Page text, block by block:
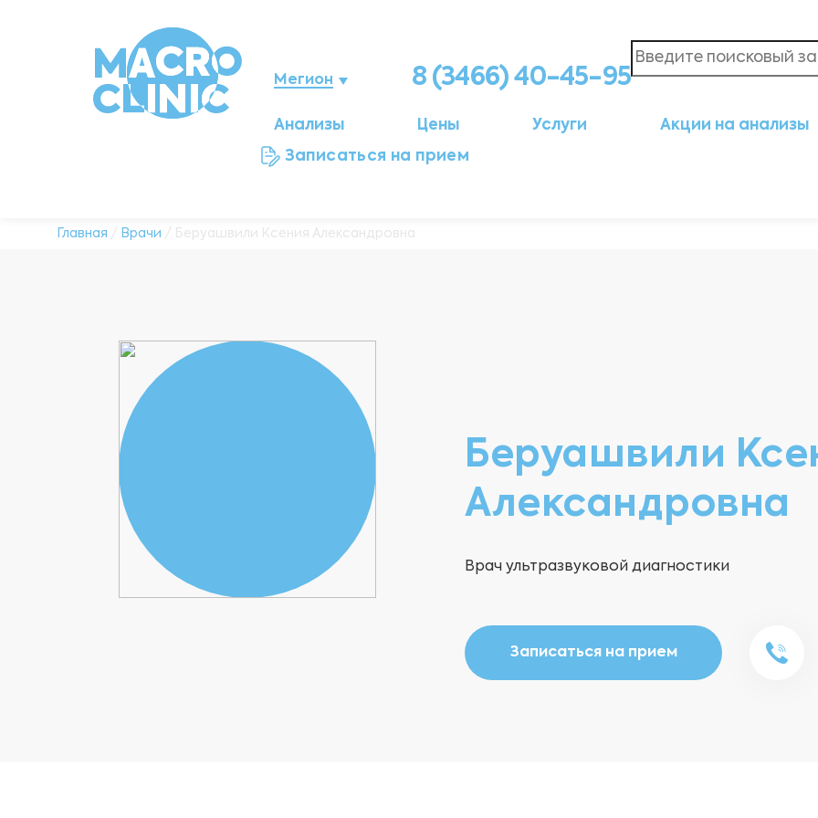
Мегион
Нижневартовск
Сургут
8 (3466) 40-45-95
Анализы Цены Услуги
Акции на анализы
Записаться на прием
Главная / Врачи / Беруашвили Ксения Александровна
Беруашвили
Александровна
Врач ультразвуковой диагностики
Записаться на прием